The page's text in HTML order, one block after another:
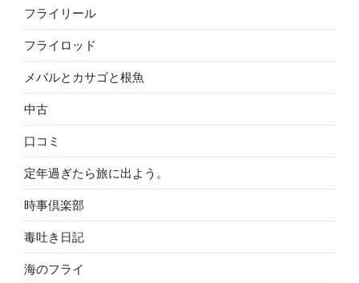
フライリール
フライロッド
メバルとカサゴと根魚
中古
口コミ
定年過ぎたら旅に出よう。
時事倶楽部
毒吐き日記
海のフライ